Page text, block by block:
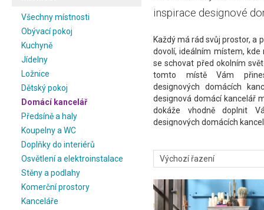
Všechny místnosti
Obývací pokoj
Kuchyně
Jídelny
Ložnice
Dětský pokoj
Domácí kancelář
Předsíně a haly
Koupelny a WC
Doplňky do interiérů
Osvětlení a elektroinstalace
Stěny a podlahy
Komerční prostory
Kanceláře
inspirace designové
Každý má rád svůj prostor, a
dovolí, ideálním místem,
se schovat před okolním
tomto místě Vám
designových domácích
designová domácí kancelář
dokáže vhodně doplnit
designových domácích
Preferujete designový styl?
určitě najdete pracovnu,
Při zařizování je důležité
abyste se cítili nejen
dlouhodobější práci. V naší